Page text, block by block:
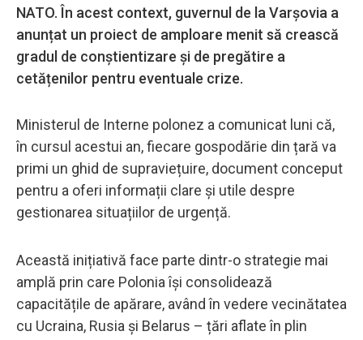
NATO. În acest context, guvernul de la Varșovia a
anunțat un proiect de amploare menit să crească
gradul de conștientizare și de pregătire a
cetățenilor pentru eventuale crize.
Ministerul de Interne polonez a comunicat luni că,
în cursul acestui an, fiecare gospodărie din țară va
primi un ghid de supraviețuire, document conceput
pentru a oferi informații clare și utile despre
gestionarea situațiilor de urgență.
Această inițiativă face parte dintr-o strategie mai
amplă prin care Polonia își consolidează
capacitățile de apărare, având în vedere vecinătatea
cu Ucraina, Rusia și Belarus – țări aflate în plin